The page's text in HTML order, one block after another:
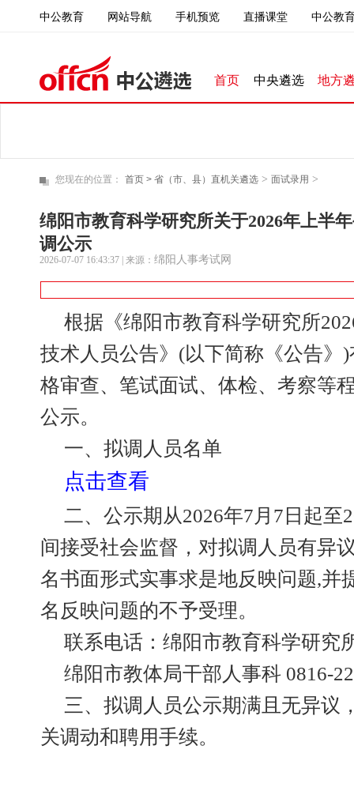
中公教育 网站导航 手机预览 直播课堂 中公教
首页 中央遴选 地方
您现在的位置： 首页 > 省（市、县）直机关遴选 > 面试录用 >
绵阳市教育科学研究所关于2026年上半
调公示
2026-07-07 16:43:37 | 来源： 绵阳人事考试网
根据《绵阳市教育科学研究所
技术人员公告》(以下简称《公告》
格审查、笔试面试、体检、考察等
公示。
一、拟调人员名单
点击查看
二、公示期从2026年7月7日起至
间接受社会监督，对拟调人员有异
名书面形式实事求是地反映问题,并
名反映问题的不予受理。
联系电话：绵阳市教育科学研究
绵阳市教体局干部人事科 0816-
三、拟调人员公示期满且无异议
关调动和聘用手续。